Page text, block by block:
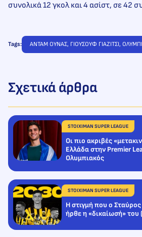
συνολικά 12 γκολ και 4 ασίστ, σε 42
Tags: ΑΝΤΑΜ ΟΥΝΑΣ, ΓΙΟΥΣΟΥΦ ΓΙΑΖΙΤΣΙ,
Σχετικά άρθρα
STOIXIMAN SUPER LEAGUE
Oι πιο ακριβές
Ελλάδα στην Premier
Ολυμπιακός
STOIXIMAN SUPER LEAGUE
Η στιγμή που ο
ήρθε η «δικαίωσή» του